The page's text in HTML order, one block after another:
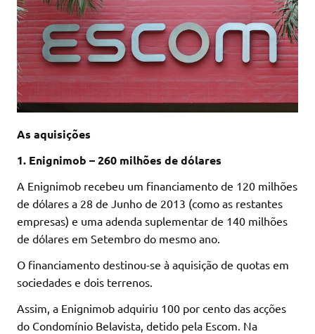
As aquisições
1. Enignimob – 260 milhões de dólares
A Enignimob recebeu um financiamento de 120 milhões
de dólares a 28 de Junho de 2013 (como as restantes
empresas) e uma adenda suplementar de 140 milhões
de dólares em Setembro do mesmo ano.
O financiamento destinou-se à aquisição de quotas em
sociedades e dois terrenos.
Assim, a Enignimob adquiriu 100 por cento das acções
do Condomínio Belavista, detido pela Escom. Na